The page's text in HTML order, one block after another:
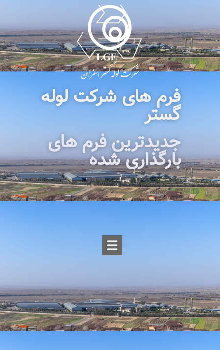
فرم های شرکت لوله
گستر
جدیدترین فرم های
بارگذاری شده